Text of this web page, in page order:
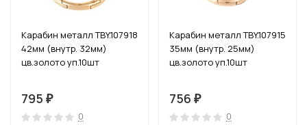
Карабин металл TBY.107918
42мм (внутр. 32мм)
цв.золото уп.10шт
795 ₽
0
Карабин металл TBY.107915
35мм (внутр. 25мм)
цв.золото уп.10шт
756 ₽
0